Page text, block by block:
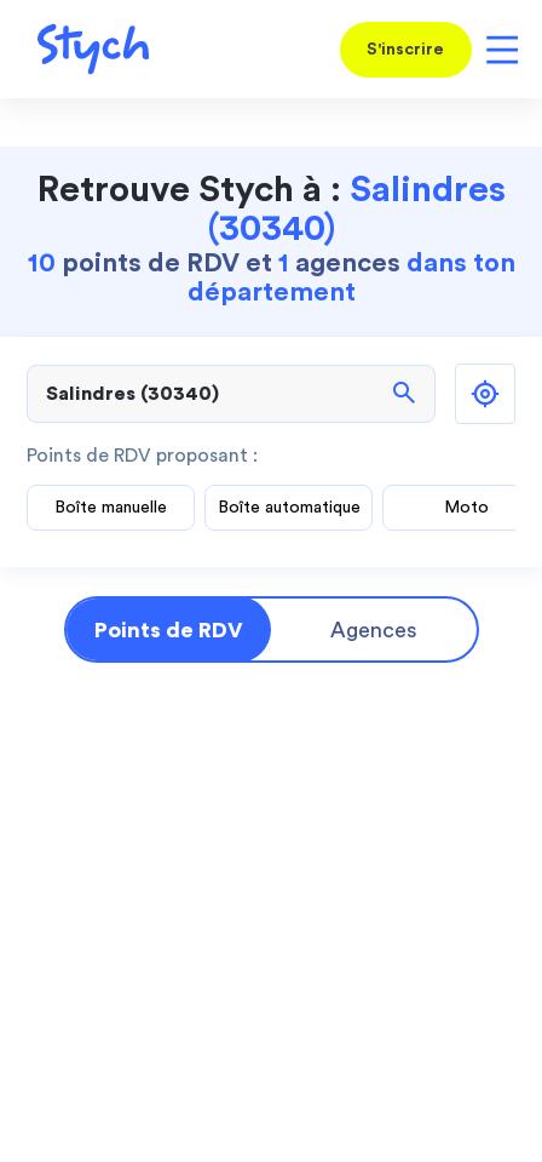
S'inscrire
Retrouve Stych à : Salindres
(30340)
10 points de RDV et 1 agences dans ton
département
search
Points de RDV proposant :
Boîte manuelle Boîte automatique Moto
Points de RDV Agences